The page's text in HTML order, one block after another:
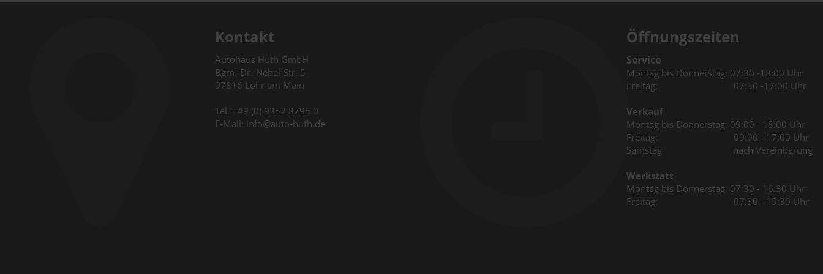
Kontakt
Autohaus Huth GmbH
Bgm.-Dr.-Nebel-Str. 5
97816 Lohr am Main
Tel. +49 (0) 9352 8795 0
E-Mail: info@auto-huth.de
Öffnungszeiten
Service
Montag bis Donnerstag: 07:30 -18:00 Uhr
Freitag: 07:30 -17:00 Uhr
Verkauf
Montag bis Donnerstag: 09:00 - 18:00 Uhr
Freitag: 09:00 - 17:00 Uhr
Samstag nach Vereinbarung
Werkstatt
Montag bis Donnerstag: 07:30 - 16:30 Uhr
Freitag: 07:30 - 15:30 Uhr